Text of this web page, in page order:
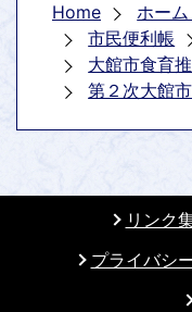
Home
ホー
市民便利帳
大館市食育
第２次大館
リンク
プライバシ